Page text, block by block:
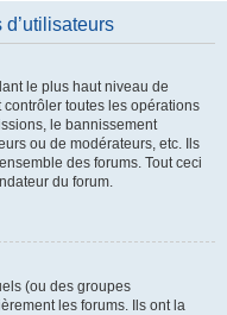
le plus haut niveau de
toutes les opérations
le bannissement
ou de modérateurs, etc. Ils
des forums. Tout ceci
du forum.
(ou des groupes
les forums. Ils ont la